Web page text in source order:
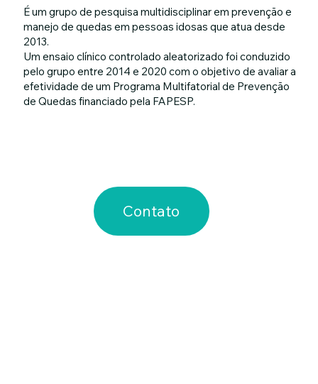
Contato
É um grupo de pesquisa multidisciplinar em prevenção e
manejo de quedas em pessoas idosas que atua desde
2013.
Um ensaio clínico controlado aleatorizado foi conduzido
pelo grupo entre 2014 e 2020 com o objetivo de avaliar a
efetividade de um Programa Multifatorial de Prevenção
de Quedas financiado pela FAPESP.